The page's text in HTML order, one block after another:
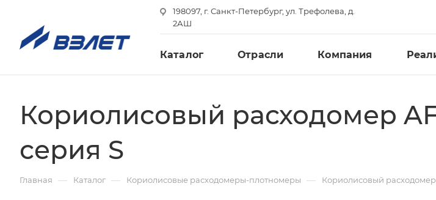
198097, г. Санкт-Петербург, ул. Трефолева, д.
2АШ
Каталог Отрасли Компания
Кориолисовый расходомер
серия S
Главная — Каталог — Кориолисовые расходомеры-плотномеры — Кориолисовый расходомер